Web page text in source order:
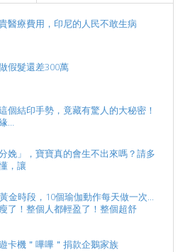
醫療費用，印尼的人民不敢生病
假髮還差300萬
個結印手勢，竟藏有驚人的大秘密！
…
娩」，寶寶真的會生不出來嗎？請多
，讓
金時段，10個瑜伽動作每天做一次...
了！整個人都輕盈了！整個超舒
卡機＂嗶嗶＂捐款企鵝家族